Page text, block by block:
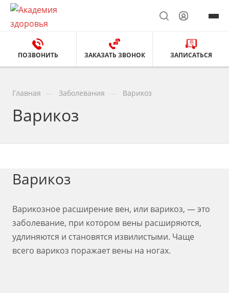
ПОЗВОНИТЬ ЗАКАЗАТЬ ЗВОНОК ЗАПИСАТЬСЯ
Главная Заболевания Варикоз
Варикоз
Варикоз
Варикозное расширение вен, или варикоз, — это
заболевание, при котором вены расширяются,
удлиняются и становятся извилистыми. Чаще
всего варикоз поражает вены на ногах.